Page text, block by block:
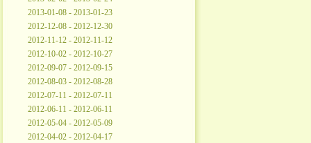
2013-01-08 - 2013-01-23
2012-12-08 - 2012-12-30
2012-11-12 - 2012-11-12
2012-10-02 - 2012-10-27
2012-09-07 - 2012-09-15
2012-08-03 - 2012-08-28
2012-07-11 - 2012-07-11
2012-06-11 - 2012-06-11
2012-05-04 - 2012-05-09
2012-04-02 - 2012-04-17